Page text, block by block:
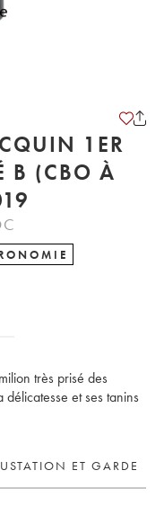
1ER
B (CBO À
très prisé des
et ses tanins
ET GARDE